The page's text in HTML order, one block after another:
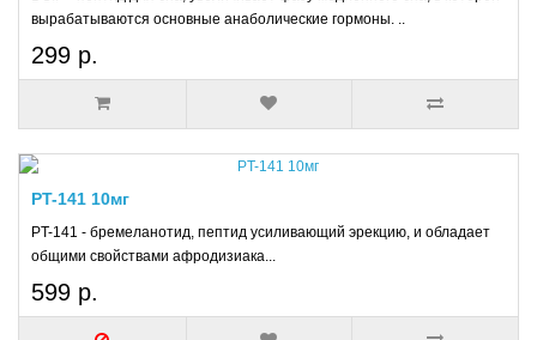
вырабатываются основные анаболические гормоны. ..
299 р.
PT-141 10мг
PT-141 - бремеланотид, пептид усиливающий эрекцию, и обладает
общими свойствами афродизиака...
599 р.